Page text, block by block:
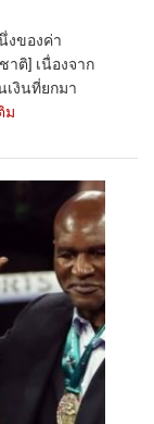
งของค่า
าติ] เนื่องจาก
งินที่ยกมา
ม